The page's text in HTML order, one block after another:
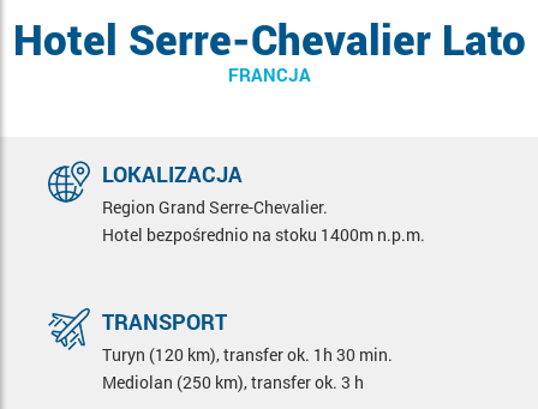
Hotel Serre-Chevalier Lato
FRANCJA
LOKALIZACJA
Region Grand Serre-Chevalier.
Hotel bezpośrednio na stoku 1400m n.p.m.
TRANSPORT
Turyn (120 km), transfer ok. 1h 30 min.
Mediolan (250 km), transfer ok. 3 h